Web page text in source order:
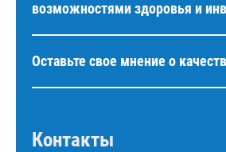
возможностями здоровья и
Оставьте свое мнение о
Контакты